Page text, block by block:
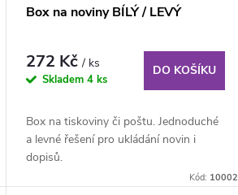
Box na noviny BÍLÝ / LEVÝ
272 Kč/ ks
Skladem 4 ks
DO KOŠÍKU
Box na tiskoviny či poštu. Jednoduché
a levné řešení pro ukládání novin i
dopisů.
Kód: 10002